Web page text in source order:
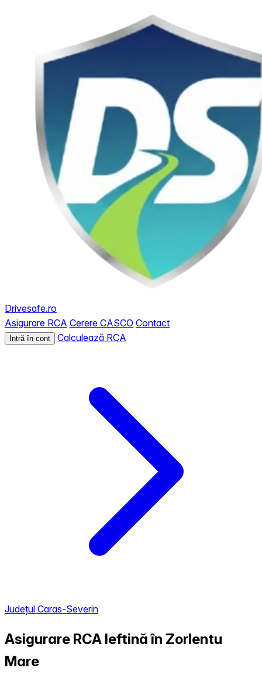
Drivesafe.ro
Asigurare RCA Cerere CASCO Contact
Intră în cont Calculează RCA
Județul Caras-Severin
Asigurare RCA Ieftină în Zorlentu
Mare